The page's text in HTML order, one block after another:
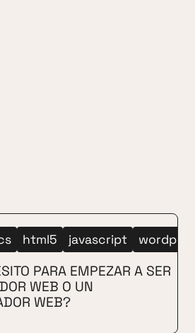
drupal duckduckgo gmail
html5 javascript wordpress
PARA EMPEZAR A SER
WEB O UN
WEB?